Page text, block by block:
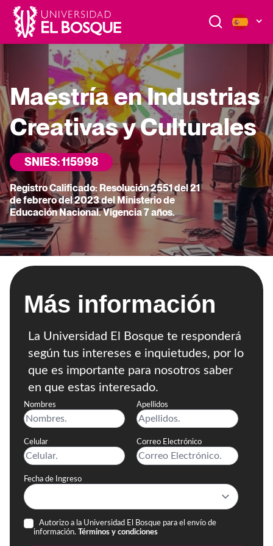
Pasar
contenido
principal
Buscar
Pregrado
Programas académicos que te preparan para el
futuro. Explora nuestras opciones de pregrado.
Posgrado
Avanza en tu carrera con nuestros programas de
posgrado, diseñados para especializarte y
Educación Continua
Cursos y diplomados que te permiten actualizarte y
expandir tus habilidades a lo largo de tu vida
profesional.
Maestría en Industrias
Creativas y Culturales
SNIES: 115998
Registro Calificado: Resolución 2551 del 21
de febrero del 2023 del Ministerio de
Educación Nacional. Vigencia 7 años.